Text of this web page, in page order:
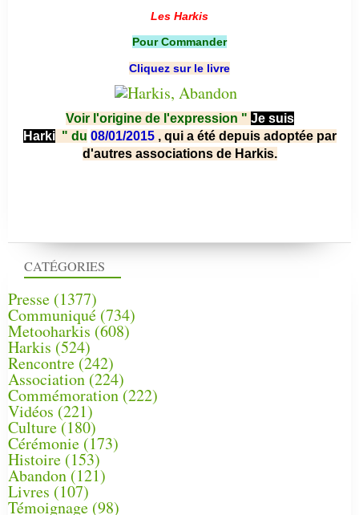
CATÉGORIES
Presse (1377)
Communiqué (734)
Metooharkis (608)
Harkis (524)
Rencontre (242)
Association (224)
Commémoration(222)
Vidéos (221)
Culture(180)
Cérémonie (173)
Histoire (153)
Abandon(121)
Livres (107)
Témoignage (98)
Les Harkis
Pour Commander
Cliquez sur le livre
Voir l'origine de l'expression " Je suis
Harki " du 08/01/2015 , qui a été depuis adoptée par
d'autres associations de Harkis.